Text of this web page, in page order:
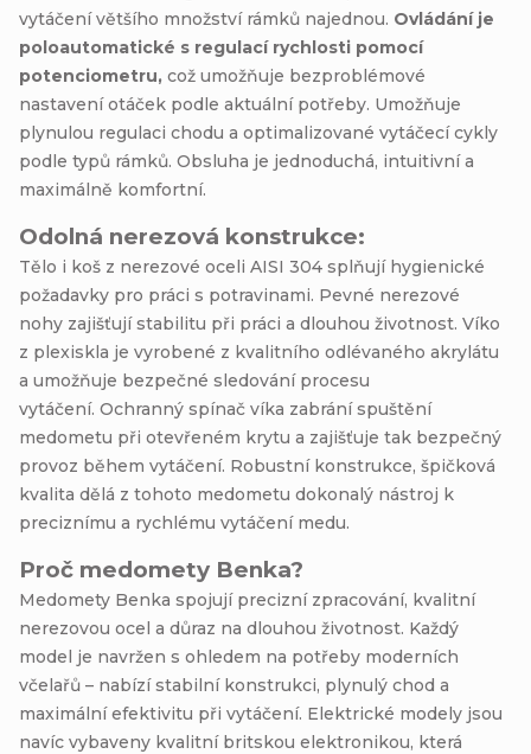
vytáčení většího množství rámků najednou. Ovládání je
poloautomatické s regulací rychlosti pomocí
potenciometru, což umožňuje bezproblémové
nastavení otáček podle aktuální potřeby. Umožňuje
plynulou regulaci chodu a optimalizované vytáčecí cykly
podle typů rámků. Obsluha je jednoduchá, intuitivní a
maximálně komfortní.
Odolná nerezová konstrukce:
Tělo i koš z nerezové oceli AISI 304 splňují hygienické
požadavky pro práci s potravinami. Pevné nerezové
nohy zajišťují stabilitu při práci a dlouhou životnost. Víko
z plexiskla je vyrobené z kvalitního odlévaného akrylátu
a umožňuje bezpečné sledování procesu
vytáčení. Ochranný spínač víka zabrání spuštění
medometu při otevřeném krytu a zajišťuje tak bezpečný
provoz během vytáčení. Robustní konstrukce, špičková
kvalita dělá z tohoto medometu dokonalý nástroj k
preciznímu a rychlému vytáčení medu.
Proč medomety Benka?
Medomety Benka spojují precizní zpracování, kvalitní
nerezovou ocel a důraz na dlouhou životnost. Každý
model je navržen s ohledem na potřeby moderních
včelařů – nabízí stabilní konstrukci, plynulý chod a
maximální efektivitu při vytáčení. Elektrické modely jsou
navíc vybaveny kvalitní britskou elektronikou, která